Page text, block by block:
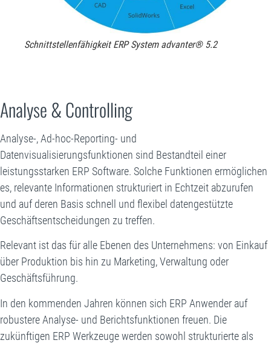
Schnittstellenfähigkeit ERP System advanter® 5.2
Analyse & Controlling
Analyse-, Ad-hoc-Reporting- und
Datenvisualisierungsfunktionen sind Bestandteil einer
leistungsstarken ERP Software. Solche Funktionen ermöglichen
es, relevante Informationen strukturiert in Echtzeit abzurufen
und auf deren Basis schnell und flexibel datengestützte
Geschäftsentscheidungen zu treffen.
Relevant ist das für alle Ebenen des Unternehmens: von Einkauf
über Produktion bis hin zu Marketing, Verwaltung oder
Geschäftsführung.
In den kommenden Jahren können sich ERP Anwender auf
robustere Analyse- und Berichtsfunktionen freuen. Die
zukünftigen ERP Werkzeuge werden sowohl strukturierte als